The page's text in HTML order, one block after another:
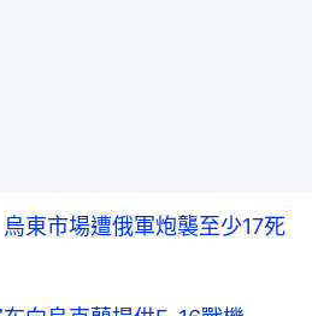
東市場遭俄軍炮襲至少17死